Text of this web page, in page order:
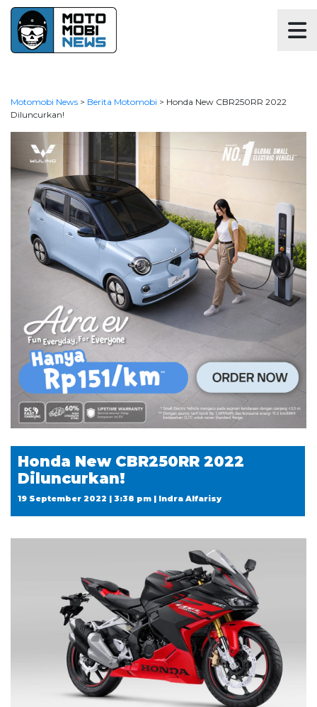
Motomobi News > Berita Motomobi > Honda New CBR250RR 2022
Diluncurkan!
Honda New CBR250RR 2022
Diluncurkan!
19 September 2022 | 3:38 pm | Indra Alfarisy